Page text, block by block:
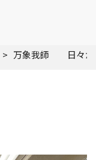
万象我師 日々が